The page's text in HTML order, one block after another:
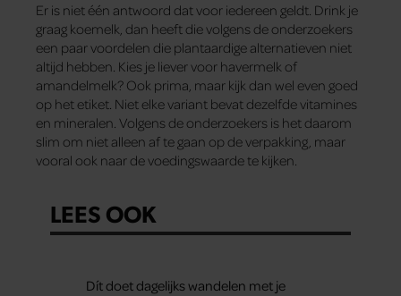
Er is niet één antwoord dat voor iedereen geldt. Drink je
graag koemelk, dan heeft die volgens de onderzoekers
een paar voordelen die plantaardige alternatieven niet
altijd hebben. Kies je liever voor havermelk of
amandelmelk? Ook prima, maar kijk dan wel even goed
op het etiket. Niet elke variant bevat dezelfde vitamines
en mineralen. Volgens de onderzoekers is het daarom
slim om niet alleen af te gaan op de verpakking, maar
vooral ook naar de voedingswaarde te kijken.
LEES OOK
Dít doet dagelijks wandelen met je